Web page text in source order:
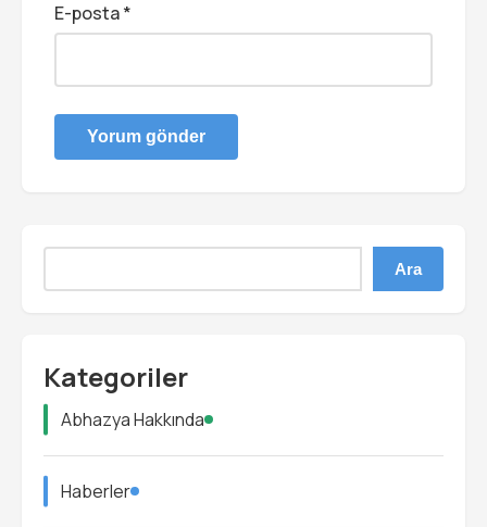
E-posta*
Ara
Kategoriler
Abhazya Hakkında
Haberler